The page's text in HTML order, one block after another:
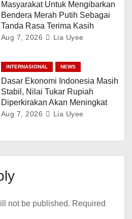
Masyarakat Untuk Mengibarkan
Bendera Merah Putih Sebagai
Tanda Rasa Terima Kasih
Aug 7, 2026 Lia Uyee
INTERNASIONAL NEWS
Dasar Ekonomi Indonesia Masih
Stabil, Nilai Tukar Rupiah
Diperkirakan Akan Meningkat
Aug 7, 2026 Lia Uyee
not be published. Required